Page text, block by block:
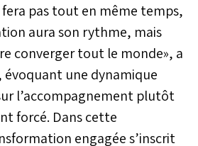
pas tout en même temps,
aura son rythme, mais
converger tout le monde», a
évoquant une dynamique
l’accompagnement plutôt
forcé. Dans cette
engagée s’inscrit